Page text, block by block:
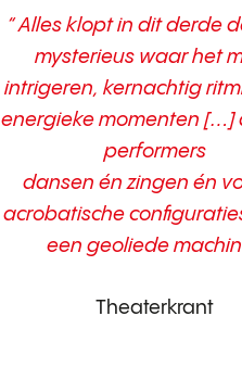
“ Alles klopt in dit derde
mysterieus waar het
intrigeren, kernachtig
energieke momenten […]
performers
dansen én zingen én
acrobatische
een geoliede
Theaterkrant